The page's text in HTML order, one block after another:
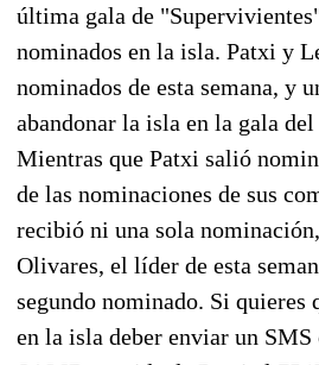
última gala de
nominados en la isla. Patxi y
nominados de esta semana, y
abandonar la isla en la gala
Mientras que Patxi salió
de las nominaciones de sus
recibió ni una sola
Olivares, el líder de esta
segundo nominado. Si quieres
en la isla deber enviar un SMS